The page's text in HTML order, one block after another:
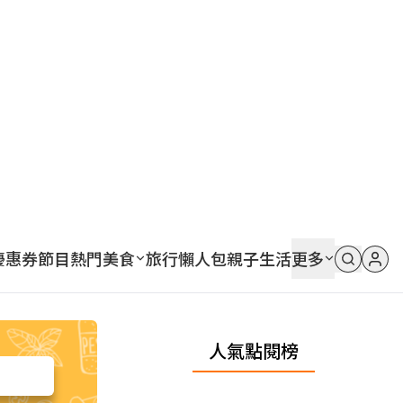
惠券節目熱門美食 旅行懶人包親子生活更多
人氣點閱榜